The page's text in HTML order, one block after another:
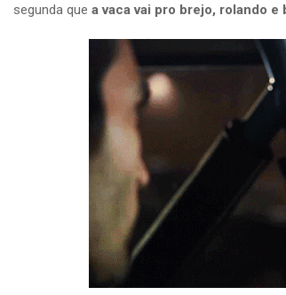
segunda que a vaca vai pro brejo, rolando e